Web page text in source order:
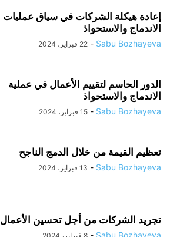
إعادة هيكلة الشركات في سياق عمليات
الاندماج والاستحواذ
Sabu Bozhayeva
- 22 فبراير، 2024
الدور الحاسم لتقييم الأعمال في عملية
الاندماج والاستحواذ
Sabu Bozhayeva
- 15 فبراير، 2024
تعظيم القيمة من خلال الدمج الناجح
Sabu Bozhayeva
- 13 فبراير، 2024
تجريد الشركات من أجل تحسين الأعمال